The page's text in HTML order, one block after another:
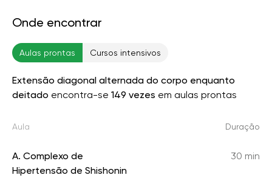
Onde encontrar
Aulas prontas Cursos intensivos
Extensão diagonal alternada do corpo enquanto
deitado encontra-se 149 vezes em aulas prontas
Aula Duração
A. Complexo de
Hipertensão de Shishonin
30 min